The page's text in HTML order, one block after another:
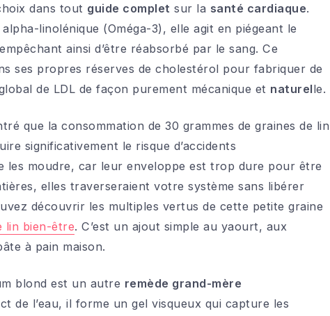
dans tout guide complet sur la santé cardiaque.
linolénique (Oméga-3), elle agit en piégeant le
ainsi d’être réabsorbé par le sang. Ce
ses propres réserves de cholestérol pour fabriquer de
de LDL de façon purement mécanique et naturelle.
que la consommation de 30 grammes de graines de lin
significativement le risque d’accidents
les moudre, car leur enveloppe est trop dure pour être
elles traverseraient votre système sans libérer
découvrir les multiples vertus de cette petite graine
lin bien-être. C’est un ajout simple au yaourt, aux
à pain maison.
blond est un autre remède grand-mère
de l’eau, il forme un gel visqueux qui capture les